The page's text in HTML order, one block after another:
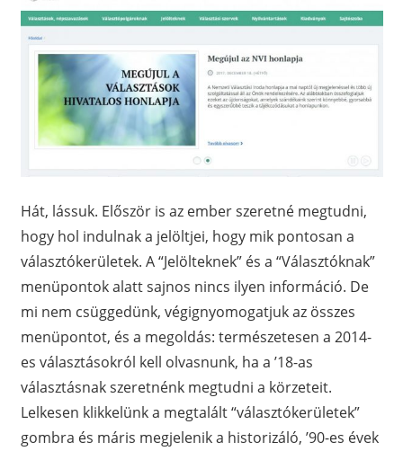
Hát, lássuk. Először is az ember szeretné megtudni,
hogy hol indulnak a jelöltjei, hogy mik pontosan a
választókerületek. A “Jelölteknek” és a “Választóknak”
menüpontok alatt sajnos nincs ilyen információ. De
mi nem csüggedünk, végignyomogatjuk az összes
menüpontot, és a megoldás: természetesen a 2014-
es választásokról kell olvasnunk, ha a ’18-as
választásnak szeretnénk megtudni a körzeteit.
Lelkesen klikkelünk a megtalált “választókerületek”
gombra és máris megjelenik a historizáló, ’90-es évek